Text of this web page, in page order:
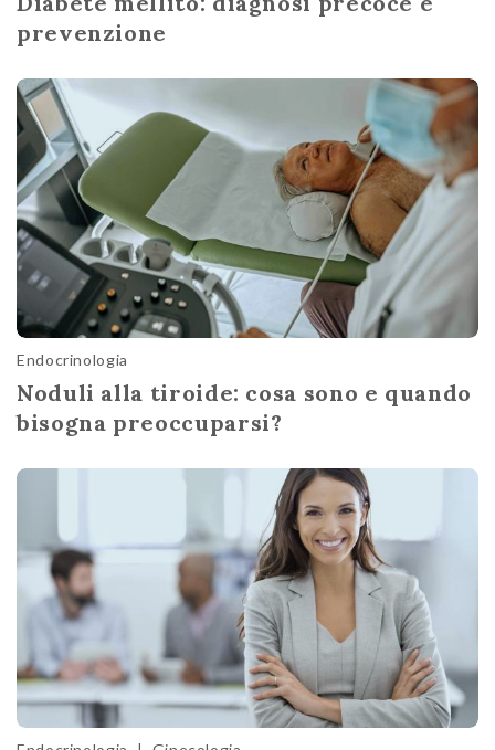
prevenzione
Endocrinologia
Noduli alla tiroide: cosa sono e quando
bisogna preoccuparsi?